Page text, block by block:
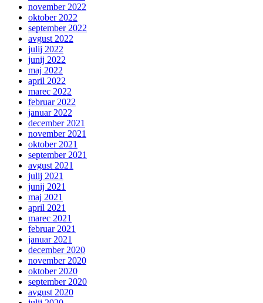
november 2022
oktober 2022
september 2022
avgust 2022
julij 2022
junij 2022
maj 2022
april 2022
marec 2022
februar 2022
januar 2022
december 2021
november 2021
oktober 2021
september 2021
avgust 2021
julij 2021
junij 2021
maj 2021
april 2021
marec 2021
februar 2021
januar 2021
december 2020
november 2020
oktober 2020
september 2020
avgust 2020